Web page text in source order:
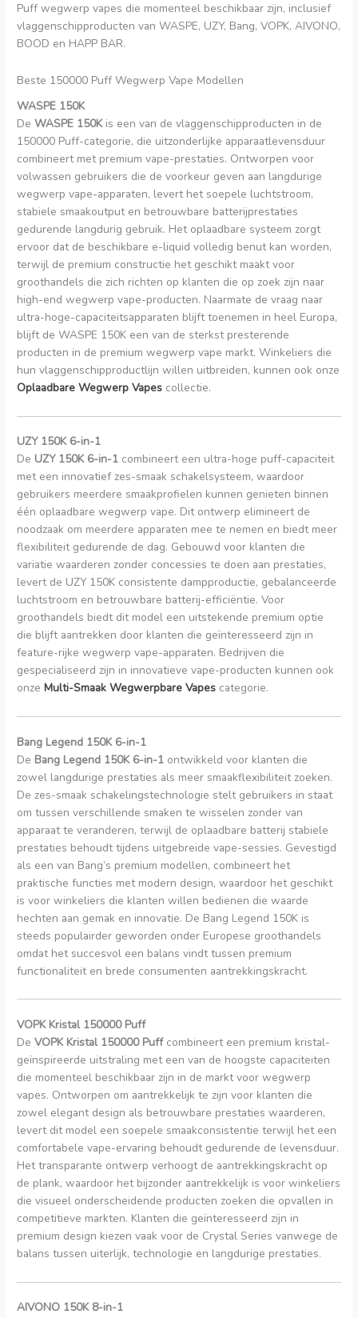
Puff wegwerp vapes die momenteel beschikbaar zijn, inclusief
vlaggenschipproducten van WASPE, UZY, Bang, VOPK, AIVONO,
BOOD en HAPP BAR.
Beste 150000 Puff Wegwerp Vape Modellen
WASPE 150K
DeWASPE 150Kis een van de vlaggenschipproducten in de
150000 Puff-categorie, die uitzonderlijke apparaatlevensduur
combineert met premium vape-prestaties. Ontworpen voor
volwassen gebruikers die de voorkeur geven aan langdurige
wegwerp vape-apparaten, levert het soepele luchtstroom,
stabiele smaakoutput en betrouwbare batterijprestaties
gedurende langdurig gebruik. Het oplaadbare systeem zorgt
ervoor dat de beschikbare e-liquid volledig benut kan worden,
terwijl de premium constructie het geschikt maakt voor
groothandels die zich richten op klanten die op zoek zijn naar
high-end wegwerp vape-producten. Naarmate de vraag naar
ultra-hoge-capaciteitsapparaten blijft toenemen in heel Europa,
blijft de WASPE 150K een van de sterkst presterende
producten in de premium wegwerp vape markt. Winkeliers die
hun vlaggenschipproductlijn willen uitbreiden, kunnen ook onze
Oplaadbare Wegwerp Vapes collectie.
UZY 150K 6-in-1
De UZY 150K 6-in-1 combineert een ultra-hoge puff-capaciteit
met een innovatief zes-smaak schakelsysteem, waardoor
gebruikers meerdere smaakprofielen kunnen genieten binnen
één oplaadbare wegwerp vape. Dit ontwerp elimineert de
noodzaak om meerdere apparaten mee te nemen en biedt meer
flexibiliteit gedurende de dag. Gebouwd voor klanten die
variatie waarderen zonder concessies te doen aan prestaties,
levert de UZY 150K consistente dampproductie, gebalanceerde
luchtstroom en betrouwbare batterij-efficiëntie. Voor
groothandels biedt dit model een uitstekende premium optie
die blijft aantrekken door klanten die geïnteresseerd zijn in
feature-rijke wegwerp vape-apparaten. Bedrijven die
gespecialiseerd zijn in innovatieve vape-producten kunnen ook
onzeMulti-Smaak Wegwerpbare Vapes categorie.
Bang Legend 150K 6-in-1
De Bang Legend 150K 6-in-1 ontwikkeld voor klanten die
zowel langdurige prestaties als meer smaakflexibiliteit zoeken.
De zes-smaak schakelingstechnologie stelt gebruikers in staat
om tussen verschillende smaken te wisselen zonder van
apparaat te veranderen, terwijl de oplaadbare batterij stabiele
prestaties behoudt tijdens uitgebreide vape-sessies. Gevestigd
als een van Bang’s premium modellen, combineert het
praktische functies met modern design, waardoor het geschikt
is voor winkeliers die klanten willen bedienen die waarde
hechten aan gemak en innovatie. De Bang Legend 150K is
steeds populairder geworden onder Europese groothandels
omdat het succesvol een balans vindt tussen premium
functionaliteit en brede consumenten aantrekkingskracht.
VOPK Kristal 150000 Puff
DeVOPK Kristal 150000 Puffcombineert een premium kristal-
geïnspireerde uitstraling met een van de hoogste capaciteiten
die momenteel beschikbaar zijn in de markt voor wegwerp
vapes. Ontworpen om aantrekkelijk te zijn voor klanten die
zowel elegant design als betrouwbare prestaties waarderen,
levert dit model een soepele smaakconsistentie terwijl het een
comfortabele vape-ervaring behoudt gedurende de levensduur.
Het transparante ontwerp verhoogt de aantrekkingskracht op
de plank, waardoor het bijzonder aantrekkelijk is voor winkeliers
die visueel onderscheidende producten zoeken die opvallen in
competitieve markten. Klanten die geïnteresseerd zijn in
premium design kiezen vaak voor de Crystal Series vanwege de
balans tussen uiterlijk, technologie en langdurige prestaties.
AIVONO 150K 8-in-1